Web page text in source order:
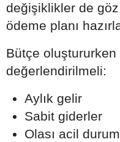
değişiklikler de
ödeme planı
Bütçe
değerlendirilmeli:
Aylık gelir
Sabit giderler
Olası acil